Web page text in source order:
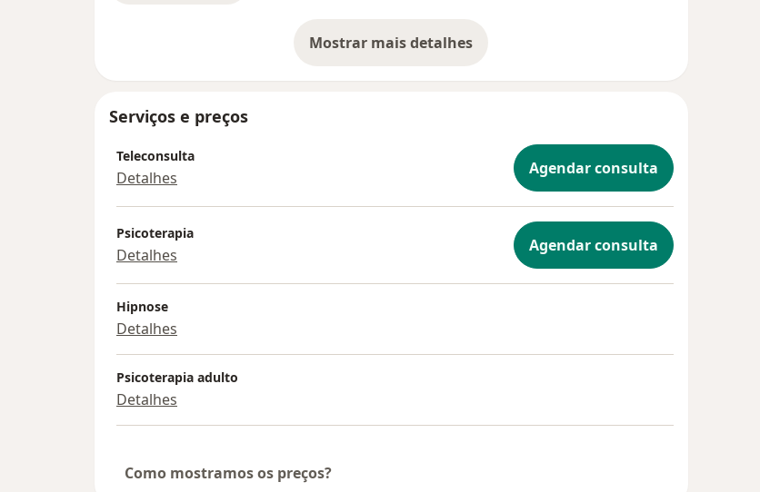
Mostrar mais detalhes
sobre a experiência
Serviços e preços
Teleconsulta
Detalhes Agendar consulta
Psicoterapia
Detalhes Agendar consulta
Hipnose
Detalhes
Psicoterapia adulto
Detalhes
Como mostramos os preços?